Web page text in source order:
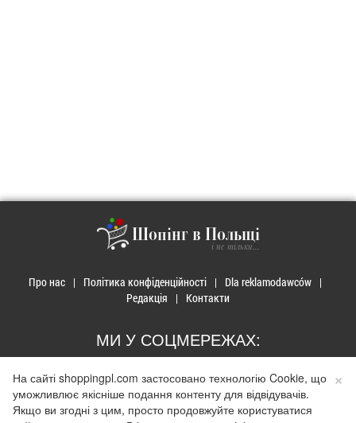
Шопінг в Польщі
і не тільки...
Про нас Політика конфіденційності
Dla reklamodawców
Редакція
Контакти
МИ У СОЦМЕРЕЖАХ:
×
На сайті shoppingpl.com застосовано технологію Cookie, що
уможливлює якісніше подання контенту для відвідувачів.
Якщо ви згодні з цим, просто продовжуйте користуватися